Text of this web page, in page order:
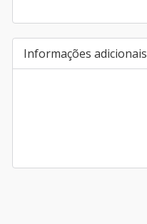
Informações adicionais